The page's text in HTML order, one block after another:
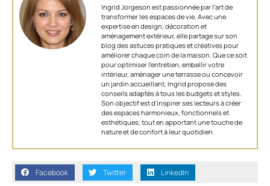
Ingrid Jorgeson est passionnée par l'art de
transformer les espaces de vie. Avec une
expertise en design, décoration et
aménagement extérieur, elle partage sur son
blog des astuces pratiques et créatives pour
améliorer chaque coin de la maison. Que ce soit
pour optimiser l’entretien, embellir votre
intérieur, aménager une terrasse ou concevoir
un jardin accueillant, Ingrid propose des
conseils adaptés à tous les budgets et styles.
Son objectif est d'inspirer ses lecteurs à créer
des espaces harmonieux, fonctionnels et
esthétiques, tout en apportant une touche de
nature et de confort à leur quotidien.
Facebook Twitter LinkedIn